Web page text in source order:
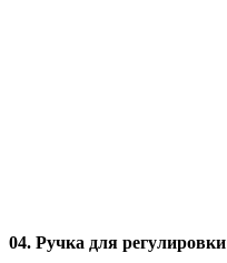
04. Ручка для регулировки